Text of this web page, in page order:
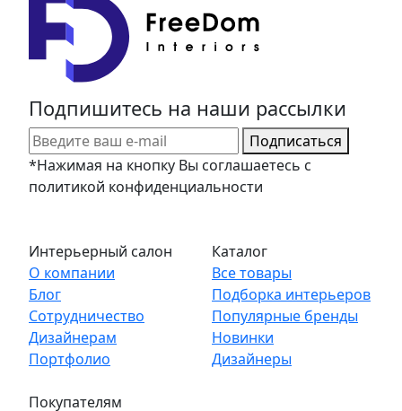
Интерьерный салон
О компании
Блог
Сотрудничество
Дизайнерам
Портфолио
Каталог
Все товары
Подборка интерьеров
Популярные бренды
Новинки
Дизайнеры
Покупателям
Подпишитесь на наши рассылки
Подписаться
*Нажимая на кнопку Вы соглашаетесь с
политикой конфиденциальности